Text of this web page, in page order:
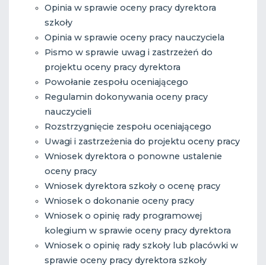
Opinia w sprawie oceny pracy dyrektora
szkoły
Opinia w sprawie oceny pracy nauczyciela
Pismo w sprawie uwag i zastrzeżeń do
projektu oceny pracy dyrektora
Powołanie zespołu oceniającego
Regulamin dokonywania oceny pracy
nauczycieli
Rozstrzygnięcie zespołu oceniającego
Uwagi i zastrzeżenia do projektu oceny pracy
Wniosek dyrektora o ponowne ustalenie
oceny pracy
Wniosek dyrektora szkoły o ocenę pracy
Wniosek o dokonanie oceny pracy
Wniosek o opinię rady programowej
kolegium w sprawie oceny pracy dyrektora
Wniosek o opinię rady szkoły lub placówki w
sprawie oceny pracy dyrektora szkoły